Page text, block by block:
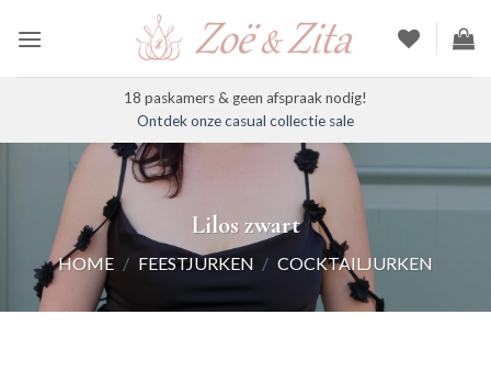
naar
18 paskamers & geen afspraak nodig!
Ontdek onze casual collectie sale
Lilos zwart
HOME / FEESTJURKEN / COCKTAILJURKEN